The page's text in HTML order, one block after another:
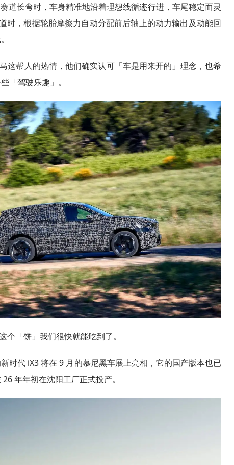
道长弯时，车身精准地沿着理想线循迹行进，车尾稳定而灵
，根据轮胎摩擦力自动分配前后轴上的动力输出及动能回
这帮人的热情，他们确实认可「车是用来开的」理念，也希
「驾驶乐趣」。
个「饼」我们很快就能吃到了。
时代 iX3 将在 9 月的慕尼黑车展上亮相，它的国产版本也已
年年初在沈阳工厂正式投产。